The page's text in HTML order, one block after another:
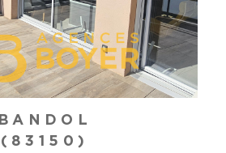
BANDOL
(83150)